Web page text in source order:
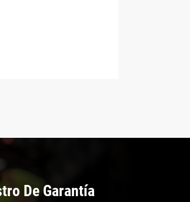
De Garantía